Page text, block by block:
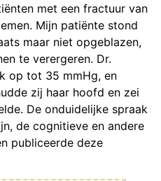
met een fractuur van
Mijn patiënte stond
maar niet opgeblazen,
te verergeren. Dr.
op tot 35 mmHg, en
zij haar hoofd en zei
De onduidelijke spraak
de cognitieve en andere
publiceerde deze